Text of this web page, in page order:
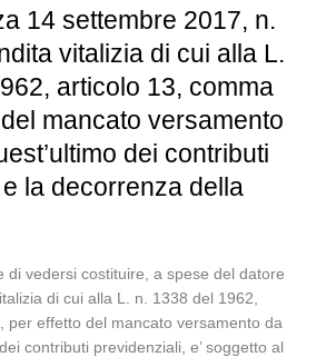
14 settembre 2017, n.
vitalizia di cui alla L.
articolo 13, comma
mancato versamento
dei contributi
la decorrenza della
di vedersi costituire, a spese del datore
di cui alla L. n. 1338 del 1962,
per effetto del mancato versamento da
contributi previdenziali, e’ soggetto al